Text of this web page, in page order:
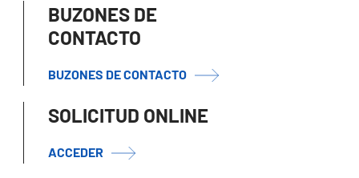
BUZONES DE
CONTACTO
BUZONES DE CONTACTO
SOLICITUD ONLINE
ACCEDER